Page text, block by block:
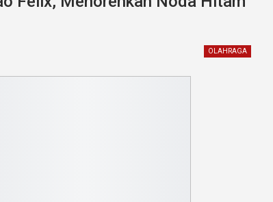
OLAHRAGA